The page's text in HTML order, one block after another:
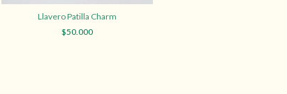
Llavero Patilla Charm
$50.000